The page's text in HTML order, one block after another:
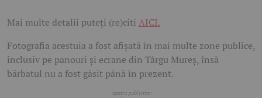
Mai multe detalii puteți (re)citi AICI.
Fotografia acestuia a fost afișată în mai multe zone publice,
inclusiv pe panouri și ecrane din Târgu Mureș, însă
bărbatul nu a fost găsit până în prezent.